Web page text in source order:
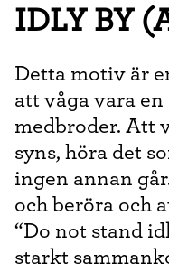
IDLY BY
Detta motiv är
att våga vara
medbroder. Att
syns, höra det
ingen annan
och beröra och
“Do not stand
starkt